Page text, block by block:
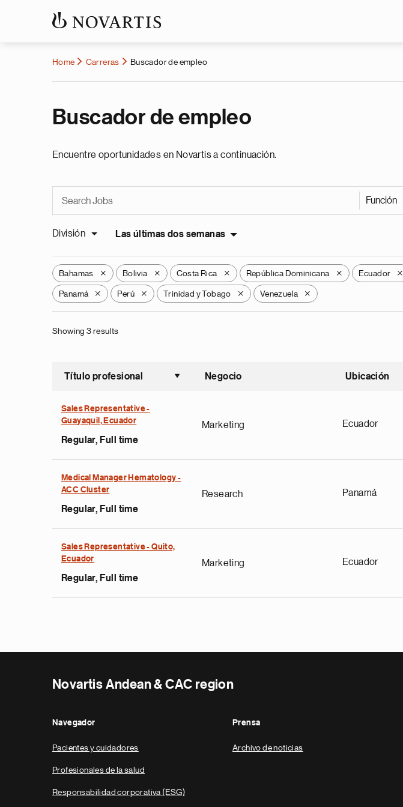
Home Carreras Buscador de empleo
Buscador de empleo
Encuentre oportunidades en Novartis a continuación.
Función
División Las últimas dos semanas
Bahamas X Bolivia X Costa Rica X República Dominicana X Ecuador X
Panamá X Perú X Trinidad y Tobago X Venezuela X
Showing 3 results
Título profesional
Ordenar ascendente
Negocio Ubicación
Sales Representative -
Guayaquil, Ecuador
Regular, Full time
Marketing Ecuador
Medical Manager Hematology -
ACC Cluster
Regular, Full time
Research Panamá
Sales Representative - Quito,
Ecuador
Regular, Full time
Marketing Ecuador
Novartis Andean & CAC region
Navegador
Pacientes y cuidadores
Profesionales de la salud
Responsabilidad corporativa (ESG)
Prensa
Archivo de noticias